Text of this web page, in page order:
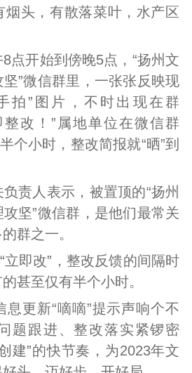
烟头，有散落菜叶，水产区
开始到傍晚5点，“扬州文
”微信群里，一张张反映现
拍”图片，不时出现在群
整改！”属地单位在微信群
个小时，整改简报就“晒”到
人表示，被置顶的“扬州
坚”微信群，是他们最常关
群之一。
即改”，整改反馈的间隔时
甚至仅有半个小时。
更新“嘀嘀”提示声响个不
题跟进、整改落实紧锣密
建”的快节奏，为2023年文